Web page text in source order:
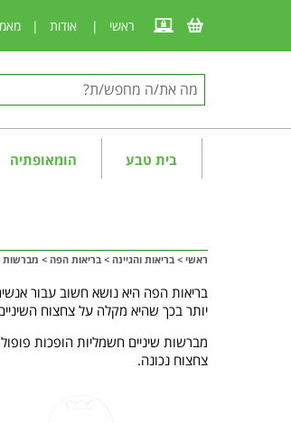
ראשי | אודות |
בית טבע הומאופתיה
ראשי > בריאות והגיינה > בריאות הפה > מברשות
בריאות הפה היא נושא חשוב עבור
יותר בכך שהיא מקלה על צחצוח
מברשות שיניים חשמליות הופכות
צחצוח נכונה.